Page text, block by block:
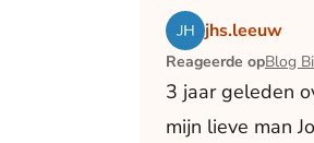
jhs.leeuw
Reageerde op
3 jaar geleden
mijn lieve man
Lees het artikel